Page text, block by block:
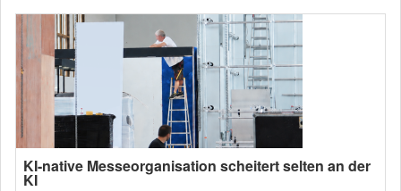
KI-native Messeorganisation scheitert selten an der
KI